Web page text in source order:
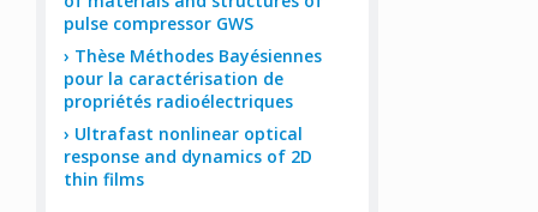
pulse compressor GWS
Thèse Méthodes Bayésiennes
pour la caractérisation de
propriétés radioélectriques
Ultrafast nonlinear optical
response and dynamics of 2D
thin films